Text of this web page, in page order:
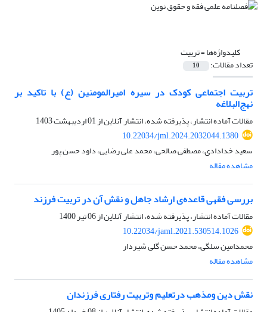
کلیدواژه‌ها =تربیت
تعداد مقالات: 10
تربیت اجتماعی کودک در سیره امیرالمومنین (ع) با تاکید بر
نهج‌البلاغه
مقالات آماده انتشار، پذیرفته شده، انتشار آنلاین از01 اردیبهشت 1403
10.22034/jml.2024.2032044.1380
سعید خدادادی، مصطفی صالحی، محمد علی رضایی، داود حسن پور
مشاهده مقاله
بررسی فقهی قاعده‌ی ارشاد جاهل و نقش آن در تربیت فرزند
مقالات آماده انتشار، پذیرفته شده، انتشار آنلاین از06 تیر 1400
10.22034/jaml.2021.530514.1026
محمدامین سلگی، محمد حسن گلی شیردار
مشاهده مقاله
نقش دین ومذهب درتعلیم وتربیت رفتاری فرزندان